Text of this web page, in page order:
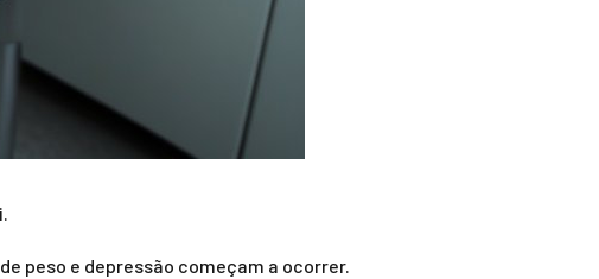
peso e depressão começam a ocorrer.